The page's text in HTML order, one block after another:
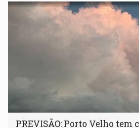
PREVISÃO: Porto Velho tem